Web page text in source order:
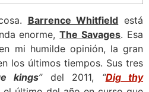
Barrence Whitfield está
enorme,The Savages. Esa
mi humilde opinión, la gran
los últimos tiempos. Sus tres
kings”del 2011, “Dig thy